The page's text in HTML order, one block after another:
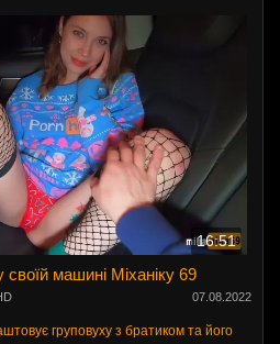
16:51
машині Міханіку 69
07.08.2022